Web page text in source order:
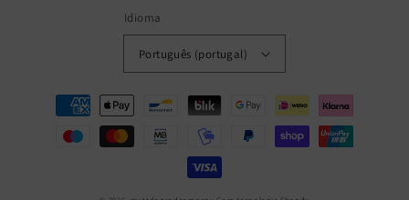
Idioma
Português (portugal)
Métodos
pagamento